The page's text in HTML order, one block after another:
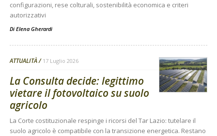
configurazioni, rese colturali, sostenibilità economica e criteri
autorizzativi
Di Elena Gherardi
ATTUALITÀ 17 Luglio 2026
La Consulta decide: legittimo
vietare il fotovoltaico su suolo
agricolo
La Corte costituzionale respinge i ricorsi del Tar Lazio: tutelare il
suolo agricolo è compatibile con la transizione energetica. Restano